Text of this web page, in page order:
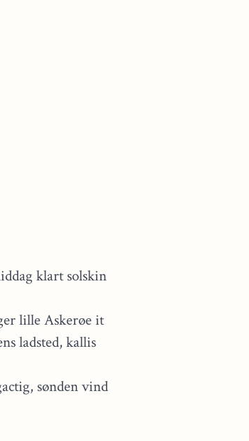
klart solskin
lille Askerøe it
ladsted, kallis
sønden vind